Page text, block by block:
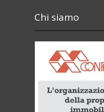
Chi siamo